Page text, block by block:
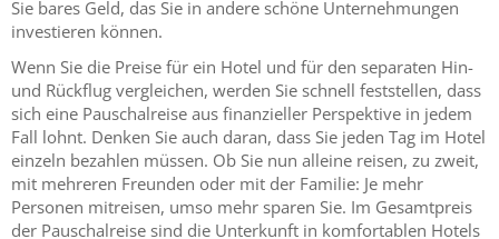
Sie bares Geld, das Sie in andere schöne Unternehmungen
investieren können.
Wenn Sie die Preise für ein Hotel und für den separaten Hin-
und Rückflug vergleichen, werden Sie schnell feststellen, dass
sich eine Pauschalreise aus finanzieller Perspektive in jedem
Fall lohnt. Denken Sie auch daran, dass Sie jeden Tag im Hotel
einzeln bezahlen müssen. Ob Sie nun alleine reisen, zu zweit,
mit mehreren Freunden oder mit der Familie: Je mehr
Personen mitreisen, umso mehr sparen Sie. Im Gesamtpreis
der Pauschalreise sind die Unterkunft in komfortablen Hotels